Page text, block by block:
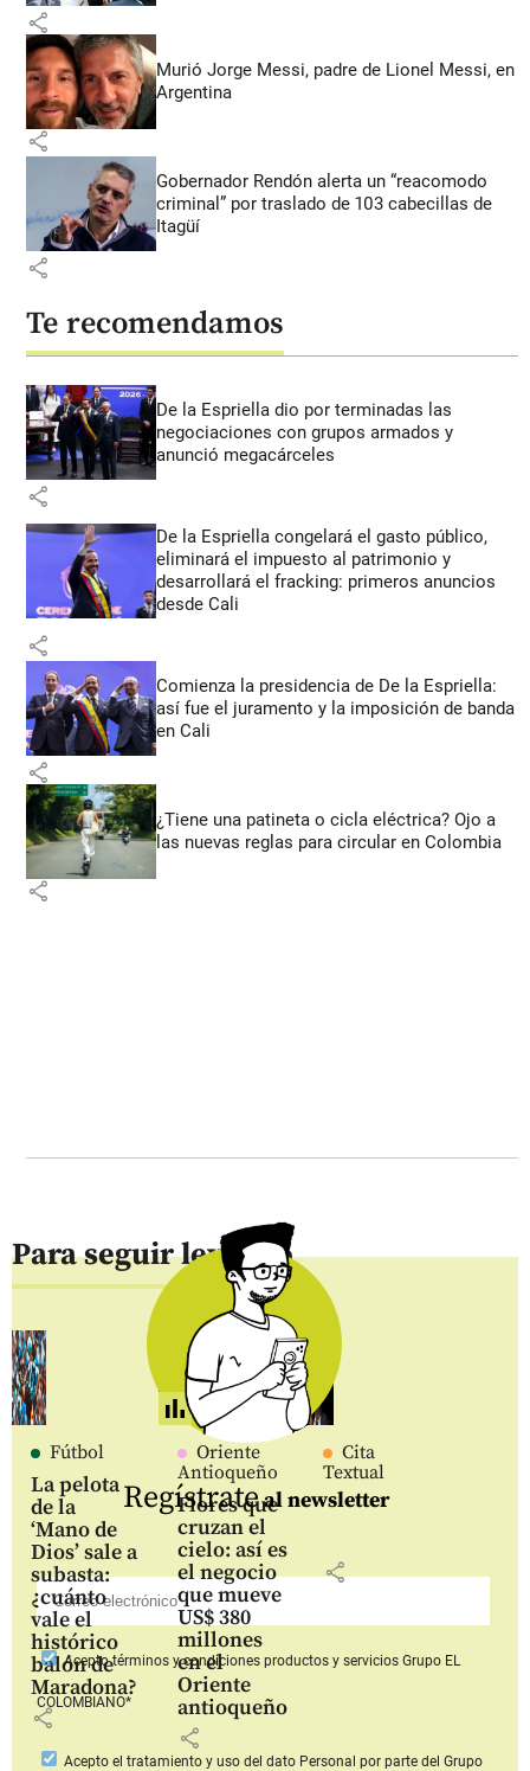
share
Murió Jorge Messi, padre de Lionel Messi, en
Argentina
share
Gobernador Rendón alerta un “reacomodo
criminal” por traslado de 103 cabecillas de
Itagüí
share
Te recomendamos
De la Espriella dio por terminadas las
negociaciones con grupos armados y
anunció megacárceles
share
De la Espriella congelará el gasto público,
eliminará el impuesto al patrimonio y
desarrollará el fracking: primeros anuncios
desde Cali
share
Comienza la presidencia de De la Espriella:
así fue el juramento y la imposición de banda
en Cali
share
¿Tiene una patineta o cicla eléctrica? Ojo a
las nuevas reglas para circular en Colombia
share
Para seguir leyendo
Fútbol
La pelota
de la
‘Mano de
Dios’ sale a
subasta:
¿cuánto
vale el
histórico
balón de
Maradona?
share
Oriente
Antioqueño
Flores que
cruzan el
cielo: así es
el negocio
que mueve
US$ 380
millones
en el
Oriente
antioqueño
share
Cita
Textual
share
Regístrateal newsletter
Aceptotérminos y condiciones productos y serviciosGrupo EL
COLOMBIANO*
Acepto el tratamiento y uso del dato Personal por parte del Grupo